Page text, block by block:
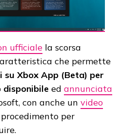
ufficiale la scorsa
che permette
su Xbox App (Beta) per
disponibile ed annunciata
con anche un video
per